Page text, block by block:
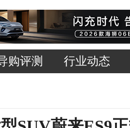
购评测 行业动态